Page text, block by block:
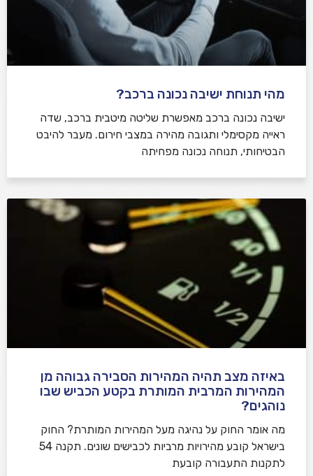
מהי תנוחת ישיבה נכונה ברכב?
ישיבה נכונה ברכב מאפשרת שליטה מיטבית ברכב, שדה
ראייה מקסימלי ותגובה מהירה במצבי חירום. מעבר להיבט
הבטיחותי, תנוחה נכונה מפחיתה
באיזה מצב תהיה המהירות הסבירה גבוהה מן
המהירות המרבית המותרת בקטע הכביש שבו
נוהגים?
​מה אומר החוק על נהיגה מעל המהירות המותרת? החוק
בישראל קובע מהירויות מרביות לכבישים שונים. תקנה 54
לתקנות התעבורה קובעת